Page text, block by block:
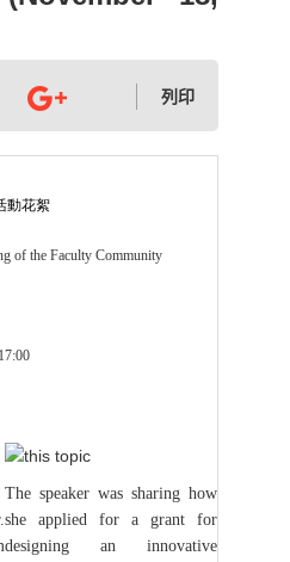
列印
動花絮
of the Faculty Community
The speaker was sharing how
she applied for a grant for
designing an innovative